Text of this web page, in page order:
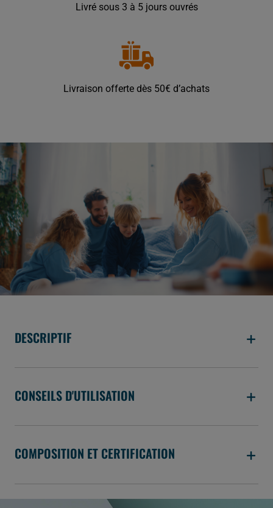
Livré sous 3 à 5 jours ouvrés
Livraison offerte dès 50€ d’achats
DESCRIPTIF
CONSEILS D'UTILISATION
COMPOSITION ET CERTIFICATION